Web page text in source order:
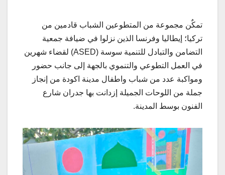
تمكٌن مجموعة من المتطوعين الشباب قادمين من
تركيا؛ إيطاليا وفرنسا الذين نزلوا في ضيافة جمعية
التضامن والتبادل للتنمية سوسة (ASED) لقضاء شهرين
في العمل التطوعي والتنموي بالجهة إلى جانب حضور
ومواكبة عدد من شباب واطفال مدينة اكودة من إنجاز
جملة من اللوحات الجميلة إزدانت بها جدران شارع
الفنون بوسط المدينة.